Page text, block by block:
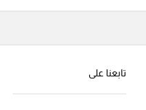
تابعنا على